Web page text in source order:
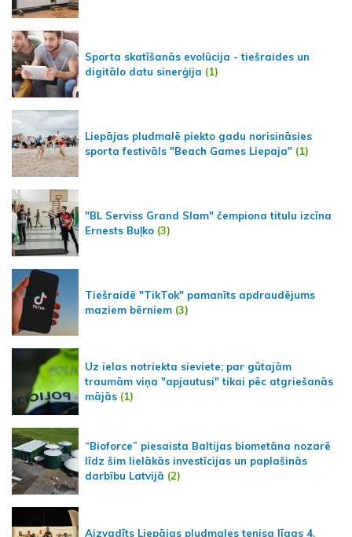
Sporta skatīšanās evolūcija - tiešraides un
digitālo datu sinerģija (1)
Liepājas pludmalē piekto gadu norisināsies
sporta festivāls "Beach Games Liepaja" (1)
"BL Serviss Grand Slam" čempiona titulu izcīna
Ernests Buļko (3)
Tiešraidē "TikTok" pamanīts apdraudējums
maziem bērniem (3)
Uz ielas notriekta sieviete; par gūtajām
traumām viņa "apjautusi" tikai pēc atgriešanās
mājās (1)
“Bioforce” piesaista Baltijas biometāna nozarē
līdz šim lielākās investīcijas un paplašinās
darbību Latvijā (2)
Aizvadīts Liepājas pludmales tenisa līgas 4.